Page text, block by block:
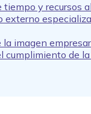
tiempo y recursos
externo
la imagen
cumplimiento de